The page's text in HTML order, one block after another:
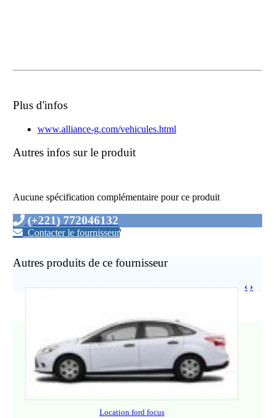
Plus d'infos
www.alliance-g.com/vehicules.html
Autres infos sur le produit
Aucune spécification complémentaire pour ce produit
(+221) 772046132
Contacter le fournisseur'
Autres produits de ce fournisseur
Location ford focus
‹ ›